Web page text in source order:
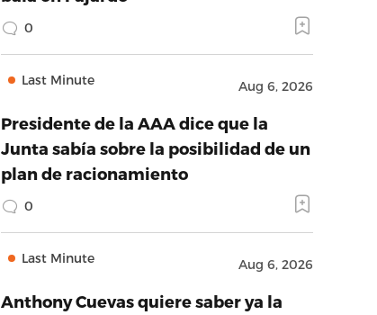
0
Last Minute Aug 6, 2026
Presidente de la AAA dice que la
Junta sabía sobre la posibilidad de un
plan de racionamiento
0
Last Minute Aug 6, 2026
Anthony Cuevas quiere saber ya la